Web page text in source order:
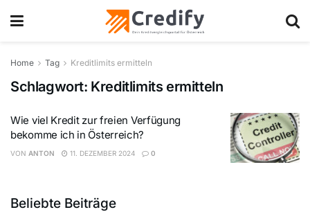
Home Tag Kreditlimits ermitteln
Schlagwort: Kreditlimits ermitteln
Wie viel Kredit zur freien Verfügung
bekomme ich in Österreich?
VON ANTON 11. DEZEMBER 2024 0
Beliebte Beiträge